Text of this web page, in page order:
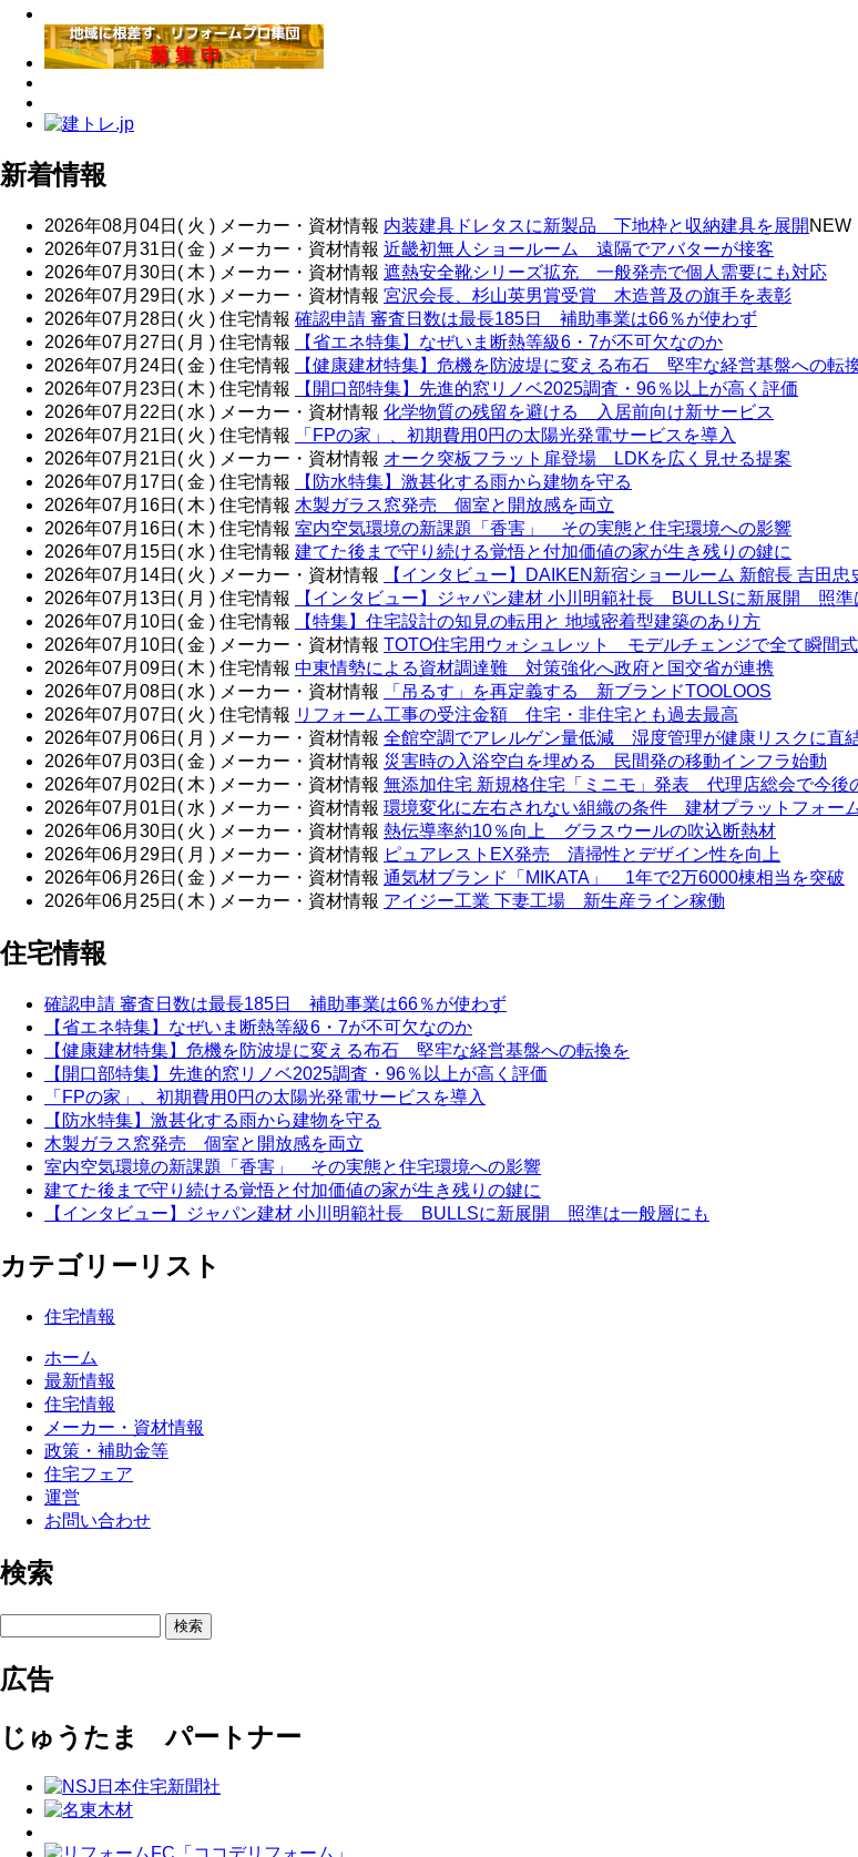
新着情報
2026年08月04日( 火 ) メーカー・資材情報 内装建具ドレタスに新製品 下地枠と収納建具を展開 NEW
2026年07月31日( 金 ) メーカー・資材情報 近畿初無人ショールーム 遠隔でアバターが接客
2026年07月30日( 木 ) メーカー・資材情報 遮熱安全靴シリーズ拡充 一般発売で個人需要にも対応
2026年07月29日( 水 ) メーカー・資材情報 宮沢会長、杉山英男賞受賞 木造普及の旗手を表彰
2026年07月28日( 火 ) 住宅情報 確認申請 審査日数は最長185日 補助事業は66％が使わず
2026年07月27日( 月 ) 住宅情報
【省エネ特集】なぜいま断熱等級6・7が不可欠なのか
2026年07月24日( 金 ) 住宅情報
【健康建材特集】危機を防波堤に変える布石 堅牢な経営基盤への転
2026年07月23日( 木 ) 住宅情報
【開口部特集】先進的窓リノベ2025調査・96％以上が高く評価
2026年07月22日( 水 ) メーカー・資材情報 化学物質の残留を避ける 入居前向け新サービス
2026年07月21日( 火 ) 住宅情報
「FPの家」、初期費用0円の太陽光発電サービスを導入
2026年07月21日( 火 ) メーカー・資材情報 オーク突板フラット扉登場 LDKを広く見せる提案
2026年07月17日( 金 ) 住宅情報
【防水特集】激甚化する雨から建物を守る
2026年07月16日( 木 ) 住宅情報 木製ガラス窓発売 個室と開放感を両立
2026年07月16日( 木 ) 住宅情報 室内空気環境の新課題「香害」 その実態と住宅環境への影響
2026年07月15日( 水 ) 住宅情報 建てた後まで守り続ける覚悟と付加価値の家が生き残りの鍵に
2026年07月14日( 火 ) メーカー・資材情報
【インタビュー】DAIKEN新宿ショールーム 新館長 吉田忠
2026年07月13日( 月 ) 住宅情報
【インタビュー】ジャパン建材 小川明範社長 BULLSに新展開 照準
2026年07月10日( 金 ) 住宅情報
【特集】住宅設計の知見の転用と 地域密着型建築のあり方
2026年07月10日( 金 ) メーカー・資材情報 TOTO住宅用ウォシュレット モデルチェンジで全て瞬間
2026年07月09日( 木 ) 住宅情報 中東情勢による資材調達難 対策強化へ政府と国交省が連携
2026年07月08日( 水 ) メーカー・資材情報
「吊るす」を再定義する 新ブランドTOOLOOS
2026年07月07日( 火 ) 住宅情報 リフォーム工事の受注金額 住宅・非住宅とも過去最高
2026年07月06日( 月 ) メーカー・資材情報 全館空調でアレルゲン量低減 湿度管理が健康リスクに直
2026年07月03日( 金 ) メーカー・資材情報 災害時の入浴空白を埋める 民間発の移動インフラ始動
2026年07月02日( 木 ) メーカー・資材情報 無添加住宅 新規格住宅「ミニモ」発表 代理店総会で今後
2026年07月01日( 水 ) メーカー・資材情報 環境変化に左右されない組織の条件 建材プラットフォー
2026年06月30日( 火 ) メーカー・資材情報 熱伝導率約10％向上 グラスウールの吹込断熱材
2026年06月29日( 月 ) メーカー・資材情報 ピュアレストEX発売 清掃性とデザイン性を向上
2026年06月26日( 金 ) メーカー・資材情報 通気材ブランド「MIKATA」 1年で2万6000棟相当を突破
2026年06月25日( 木 ) メーカー・資材情報 アイジー工業 下妻工場 新生産ライン稼働
住宅情報
確認申請 審査日数は最長185日 補助事業は66％が使わず
【省エネ特集】なぜいま断熱等級6・7が不可欠なのか
【健康建材特集】危機を防波堤に変える布石 堅牢な経営基盤への転換を
【開口部特集】先進的窓リノベ2025調査・96％以上が高く評価
「FPの家」、初期費用0円の太陽光発電サービスを導入
【防水特集】激甚化する雨から建物を守る
木製ガラス窓発売 個室と開放感を両立
室内空気環境の新課題「香害」 その実態と住宅環境への影響
建てた後まで守り続ける覚悟と付加価値の家が生き残りの鍵に
【インタビュー】ジャパン建材 小川明範社長 BULLSに新展開 照準は一般層にも
カテゴリーリスト
住宅情報
ホーム
最新情報
住宅情報
メーカー・資材情報
政策・補助金等
住宅フェア
運営
お問い合わせ
検索
検索
広告
じゅうたま パートナー